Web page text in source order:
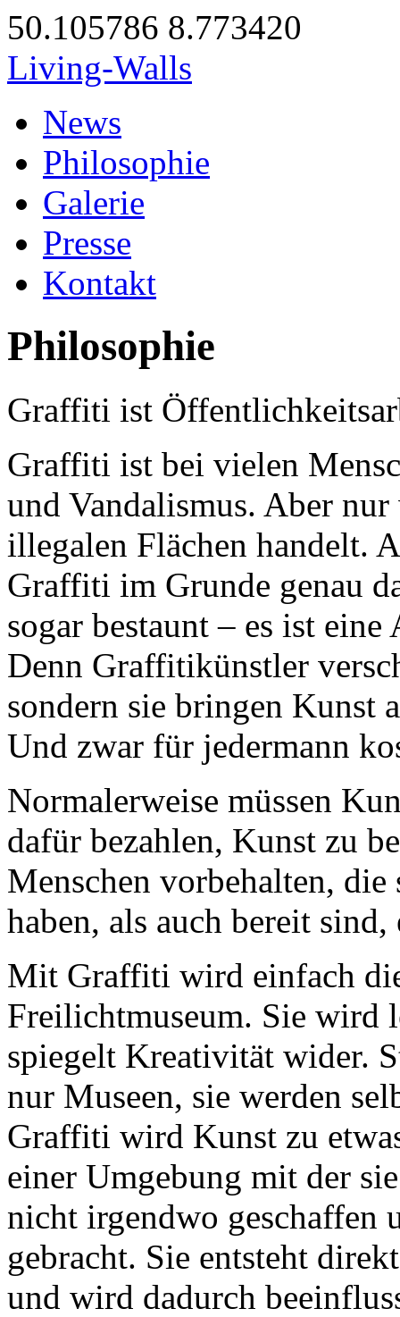
50.105786 8.773420
Living-Walls
News
Philosophie
Galerie
Presse
Kontakt
Philosophie
Graffiti ist
Graffiti ist bei vielen
und Vandalismus. Aber
illegalen Flächen handelt.
Graffiti im Grunde genau
sogar bestaunt – es ist
Denn Graffitikünstler
sondern sie bringen Kunst
Und zwar für jedermann
Normalerweise müssen
dafür bezahlen, Kunst zu
Menschen vorbehalten,
haben, als auch bereit
Mit Graffiti wird einfach
Freilichtmuseum. Sie wird
spiegelt Kreativität wider.
nur Museen, sie werden
Graffiti wird Kunst zu
einer Umgebung mit der
nicht irgendwo geschaffen
gebracht. Sie entsteht
und wird dadurch